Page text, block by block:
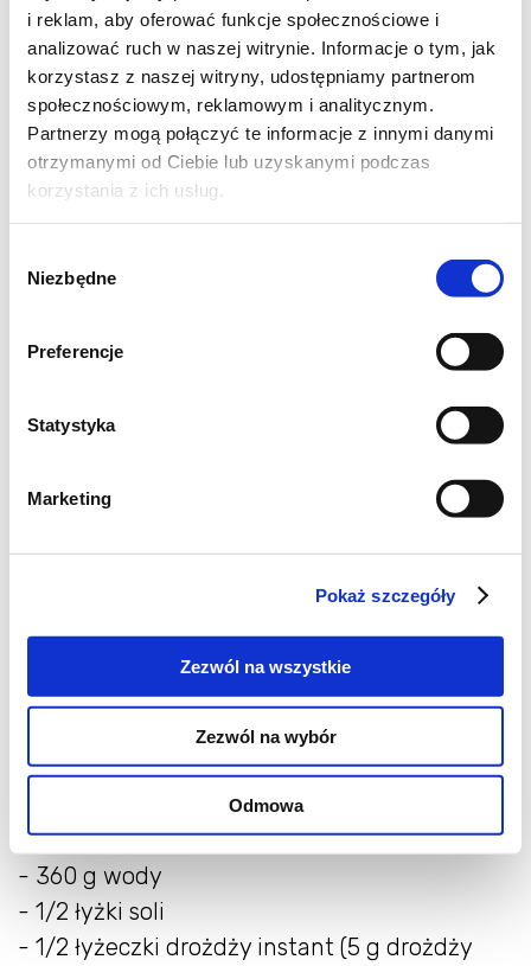
i reklam, aby oferować funkcje społecznościowe i
analizować ruch w naszej witrynie. Informacje o tym, jak
korzystasz z naszej witryny, udostępniamy partnerom
społecznościowym, reklamowym i analitycznym.
Partnerzy mogą połączyć te informacje z innymi danymi
otrzymanymi od Ciebie lub uzyskanymi podczas
korzystania z ich usług.
zgody
Niezbędne
Preferencje
Statystyka
Marketing
Pokaż szczegóły
Zezwól na wszystkie
Zezwól na wybór
Odmowa
czasowi wyrastania bardzo zyskuje na smaku
i dosyć dobrze przechowuje się (choć dla
pewności jeden bochenek zamroziłam , bo
tak szybko byśmy go nie zjedli).
Zaczyn:
- 284 g wody
- 1/8 łyżeczki drożdży instant (1,2 g drożdży
Drożdże rozpuścić w wodzie, dodać mąkę i
będzie miało 60% hydracji i będzie dość
gęste. Gdyby wydawało się zbyt suche, tj.
trudno byłoby je wyrobić, można delikatnie
odstawić w temp. pokojowej na 12-16 godzin.
Gotowy zaczyn będzie wyrośnięty,
zaczynający dopiero lekko zapadać się.
- 454g mąki pszennej chlebowej
- 360 g wody
- 1/2 łyżki soli
- 1/2 łyżeczki drożdży instant (5 g drożdży